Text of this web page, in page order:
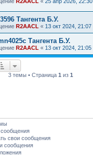
Тангента Б.У.
R2AACL « 13 окт 2024, 21:07
Тангента Б.У.
R2AACL « 13 окт 2024, 21:05
3 темы • Страница 1 из 1
сообщения
свои сообщения
сообщения